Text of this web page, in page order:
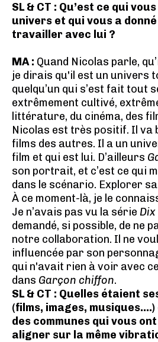
SL & CT : Qu’est ce qui
univers et qui vous a
travailler avec lui ?
MA : Quand Nicolas parle,
je dirais qu'il est un univers
quelqu’un qui s’est fait tout
extrêmement cultivé,
littérature, du cinéma, des
Nicolas est très positif. Il va
films des autres. Il a un
film et qui est lui. D’ailleurs
son portrait, et c’est ce qui
dans le scénario. Explorer
À ce moment-là, je le
Je n’avais pas vu la série
demandé, si possible, de ne
notre collaboration. Il ne
influencée par son
qui n'avait rien à voir avec
dans Garçon chiffon.
SL & CT : Quelles étaient
(films, images,
des communes qui vous
aligner sur la même